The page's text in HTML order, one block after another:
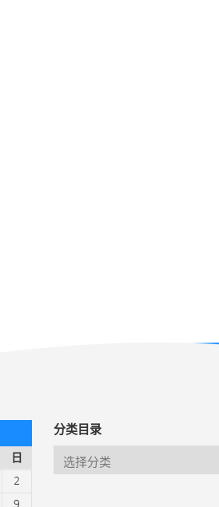
日
2
9
分类目录